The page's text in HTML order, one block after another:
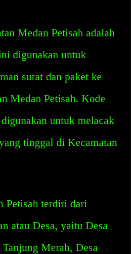
Medan Petisah adalah
digunakan untuk
surat dan paket ke
Medan Petisah. Kode
untuk melacak
tinggal di Kecamatan
Petisah terdiri dari
atau Desa, yaitu Desa
Merah, Desa